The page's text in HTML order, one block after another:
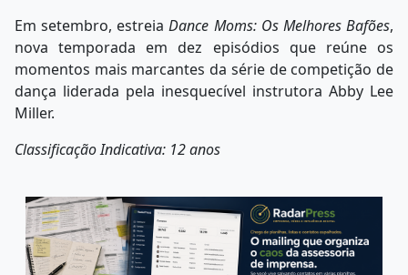
Em setembro, estreiaDance Moms: Os Melhores Bafões,
nova temporada em dez episódios que reúne os
momentos mais marcantes da série de competição de
dança liderada pela inesquecível instrutora Abby Lee
Miller.
Classificação Indicativa: 12 anos